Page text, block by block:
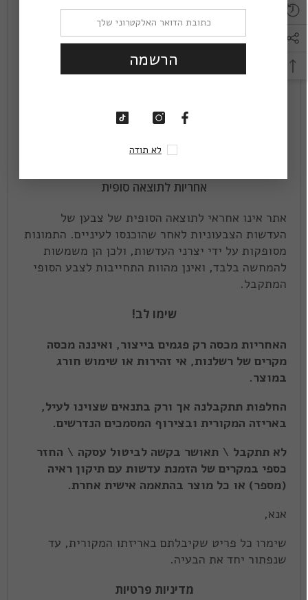
תקין, או עדשות שנעשה בהן שימוש החורג ממטרתן,
לא תטופלנה על ידי היצרן.
כל המוצרים יעברו סריקה מקדימה שתבדוק את
קופסת האחסון, העדשות, החשבונית והמכתב
לרשות החברה עומדים עד ל-30 ימי עסקים לשלוח
אלינו את העדשות החדשות או את העדשות שנשלחו
בצירוף דו"ח הממצאים שלה.
אחריות לתוצאה סופית
אתר אינו אחראי לתוצאה הסופית של צבען של
העדשות הצבעוניות לאחר שהוכנסו לעיניים. התמונות
מסופקות על ידי יצרני העדשות, ולכן הן משמשות
להמחשה בלבד, ואינן מהוות התחייבות לצבע הסופי
המתקבל.
שימו לב!
האחריות מכסה רק פגמים בייצור, ואיננה מכסה
מקרים של רשלנות, אי זהירות או שימוש חורג
במוצר.
החלפות תתקבלנה אך ורק בתנאים שצוינו לעיל,
באריזה המקורית ובצירוף המסמכים הנדרשים.
לא תתקבל \ תאושר בקשה לביטול עסקה \ החזר
כספי במקרים של הזמנת עדשות עם תיקון ראיה
(מספר) או כל מוצר בהתאמה אישית אחרת.
אנא,
שימרו כל פריט שקיבלתם באריזתו המקורית, עד
שנפתור יחד את הבעיה.
מדיניות פרטיות
הרשמה
לא תודה